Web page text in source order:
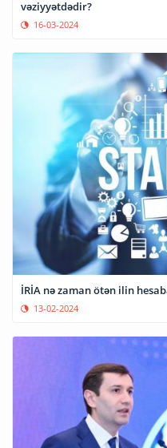
vəziyyətdədir?
16-03-2024
İRİA nə zaman ötən ilin
13-02-2024